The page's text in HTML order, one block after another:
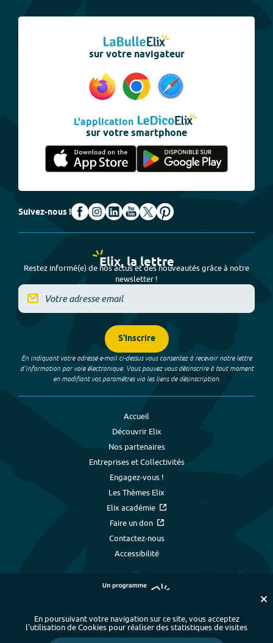
sur votre navigateur
L'application
sur votre smartphone
Suivez-nous !
Elix, la lettre
Restez informé(e) de nos actus et des nouveautés grâce à notre
newsletter !
S'inscrire
En indiquant votre adresse e-mail ci-dessus vous consentez à recevoir notre lettre
d’information par voie électronique. Vous pouvez vous désinscrire à tout moment
en modifiant vos paramètres via les liens de désinscription.
Accueil
Découvrir Elix
Nos partenaires
Entreprises et Collectivités
Engagez-vous !
Les Thèmes Elix
Elix académie
Faire un don
Contactez-nous
Accessibilité
Plan du site - Index alphabétique -
En poursuivant votre navigation sur ce site, vous acceptez
l’utilisation de Cookies pour réaliser des statistiques de visites